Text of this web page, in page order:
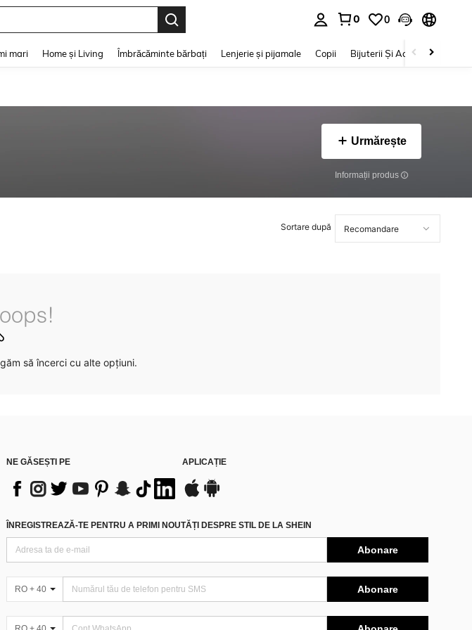
0 0
mari Home și Living Îmbrăcăminte bărbați Lenjerie și pijamale Copii Bijuterii Și Accesorii
Urmărește
Informații produs
Sortare după
să încerci cu alte opțiuni.
NE GĂSEȘTI PE APLICAȚIE
ÎNREGISTREAZĂ-TE PENTRU A PRIMI NOUTĂȚI DESPRE STIL DE LA SHEIN
Abonare
RO + 40 Abonare